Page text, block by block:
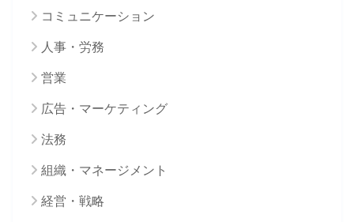
コミュニケーション
人事・労務
営業
広告・マーケティング
法務
組織・マネージメント
経営・戦略